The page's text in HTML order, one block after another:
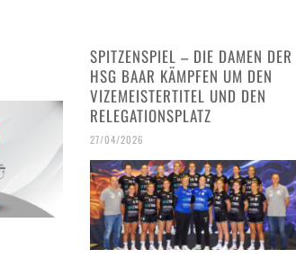
SPITZENSPIEL – DIE DAMEN DER
HSG BAAR KÄMPFEN UM DEN
VIZEMEISTERTITEL UND DEN
RELEGATIONSPLATZ
27/04/2026